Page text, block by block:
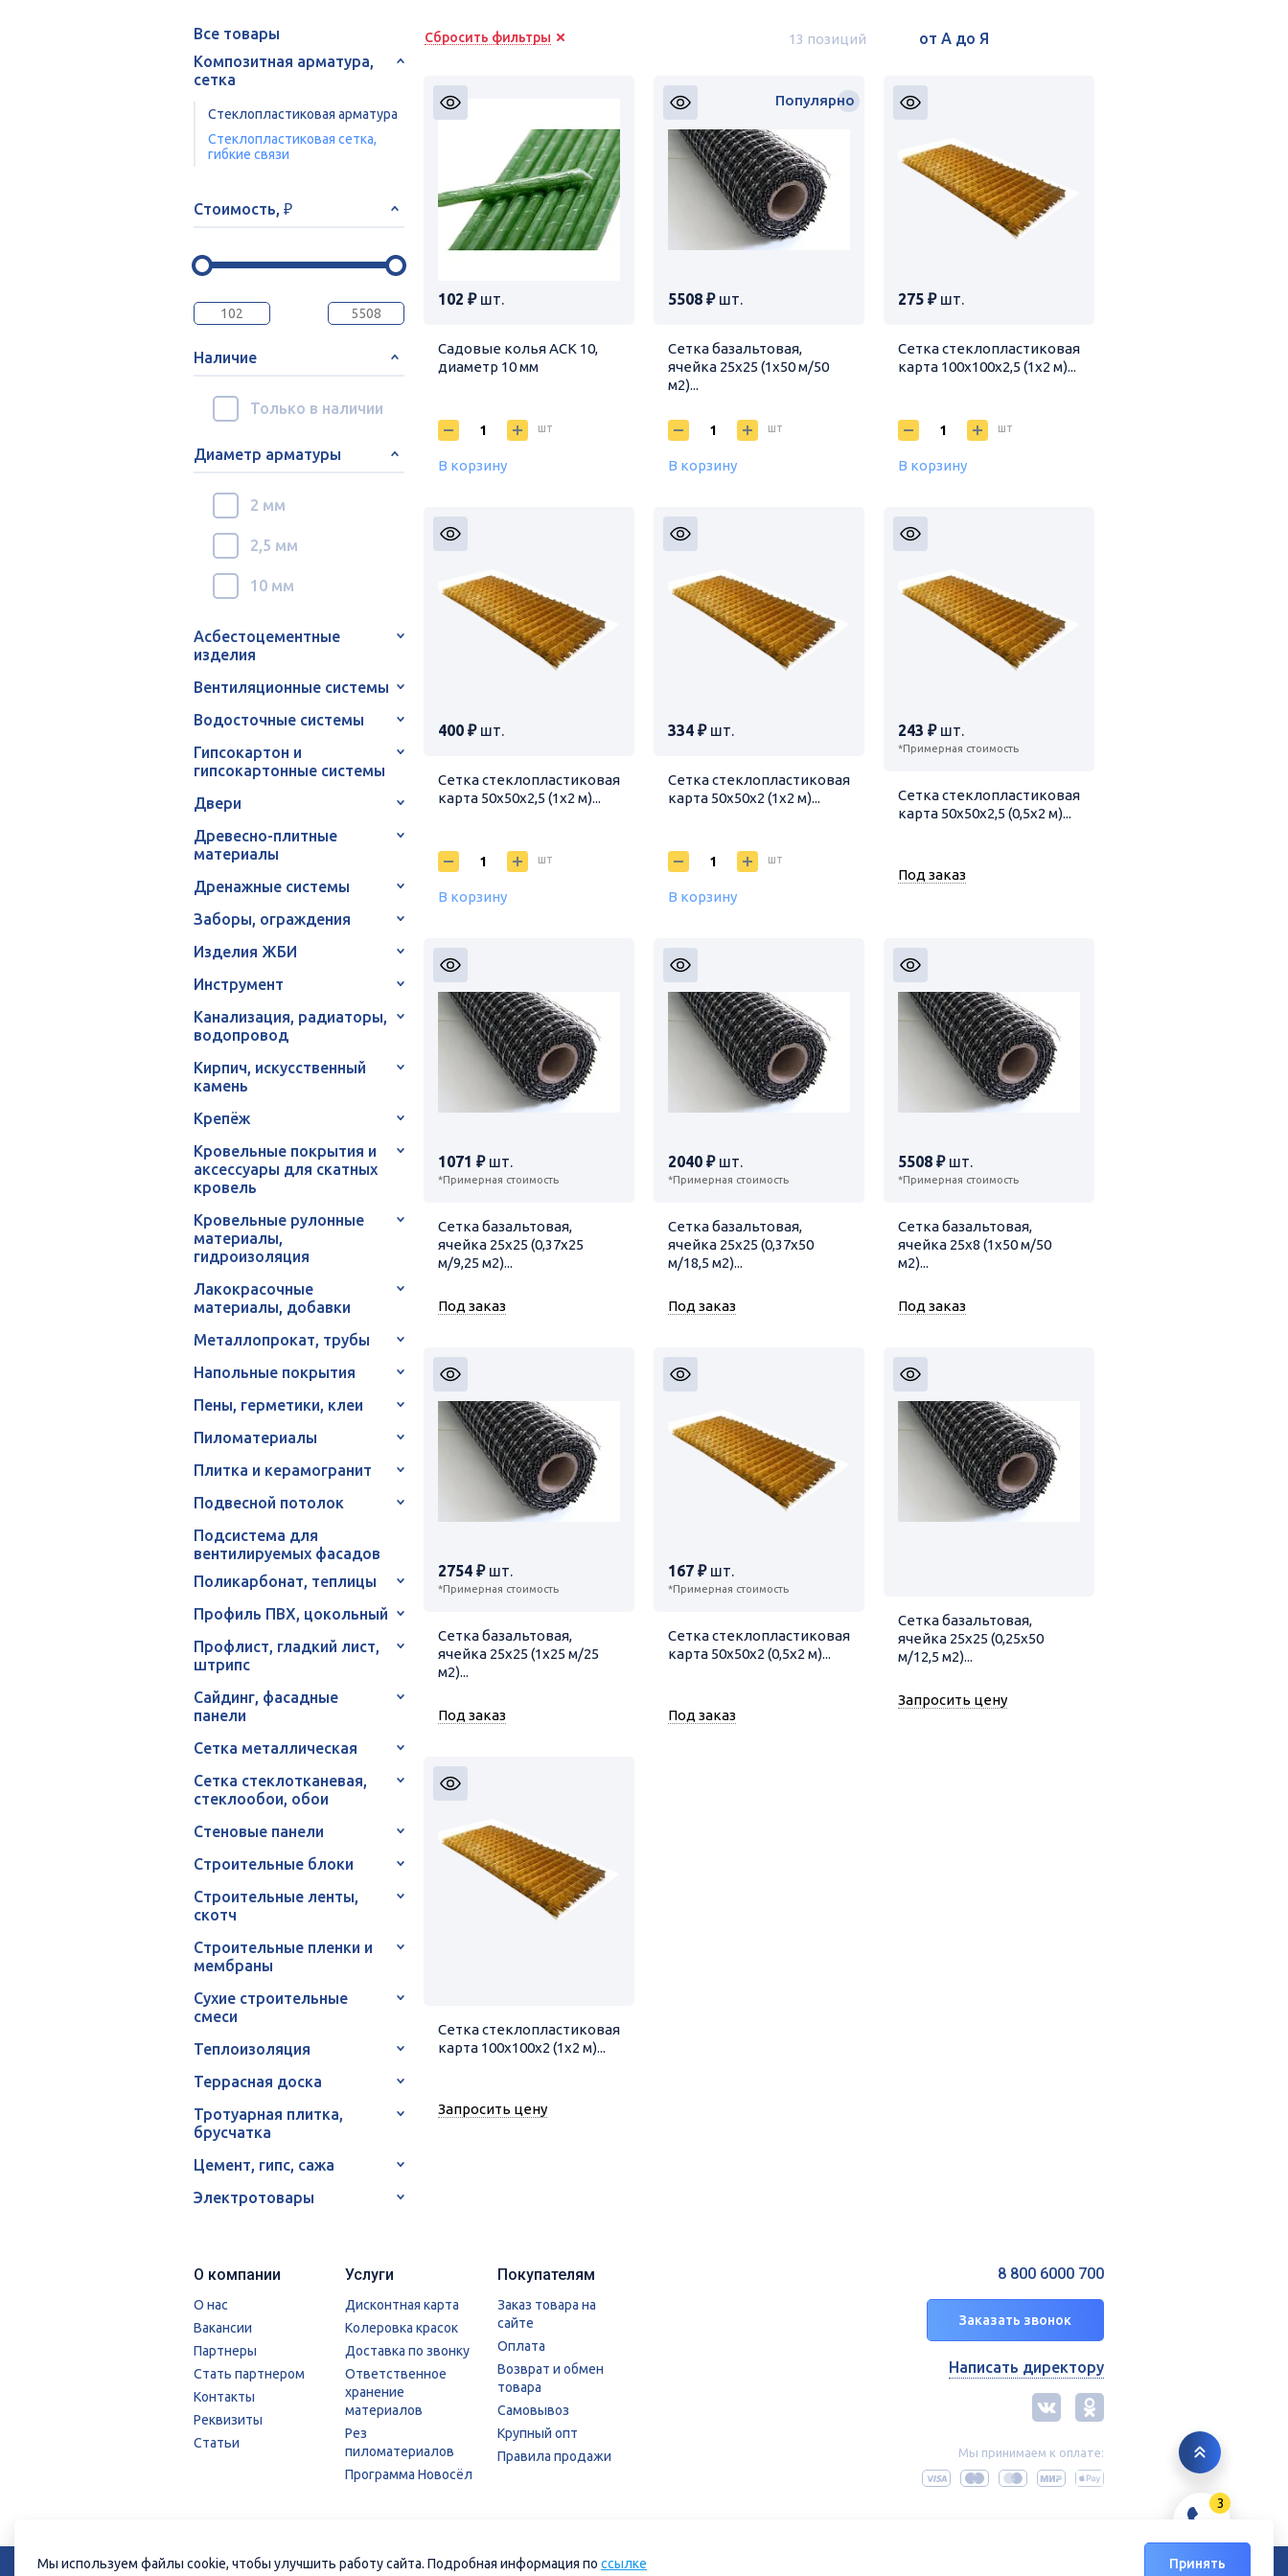
Все товары
Композитная арматура,
сетка
Стеклопластиковая арматура
Стеклопластиковая сетка,
гибкие связи
Стоимость, ₽
Наличие
Только в наличии
Диаметр арматуры
2 мм
2,5 мм
10 мм
Асбестоцементные
изделия
Вентиляционные системы
Водосточные системы
Гипсокартон и
гипсокартонные системы
Двери
Древесно-плитные
материалы
Дренажные системы
Заборы, ограждения
Изделия ЖБИ
Инструмент
Канализация, радиаторы,
водопровод
Кирпич, искусственный
камень
Крепёж
Кровельные покрытия и
аксессуары для скатных
кровель
Кровельные рулонные
материалы,
гидроизоляция
Лакокрасочные
материалы, добавки
Металлопрокат, трубы
Напольные покрытия
Пены, герметики, клеи
Пиломатериалы
Плитка и керамогранит
Подвесной потолок
Подсистема для
вентилируемых фасадов
Поликарбонат, теплицы
Профиль ПВХ, цокольный
Профлист, гладкий лист,
штрипс
Сайдинг, фасадные
панели
Сетка металлическая
Сетка стеклотканевая,
стеклообои, обои
Стеновые панели
Строительные блоки
Строительные ленты,
скотч
Строительные пленки и
мембраны
Сухие строительные
смеси
Теплоизоляция
Террасная доска
Тротуарная плитка,
брусчатка
Цемент, гипс, сажа
Электротовары
Сбросить фильтры 13 позиций
102 ₽шт.
Садовые колья АСК 10,
диаметр 10 мм
шт
В корзину
5508 ₽шт.
Сетка базальтовая,
ячейка 25х25 (1х50 м/50
м2)...
Популярно
шт
В корзину
275 ₽шт.
Сетка стеклопластиковая
карта 100х100х2,5 (1х2 м)...
шт
В корзину
400 ₽шт.
Сетка стеклопластиковая
карта 50х50х2,5 (1х2 м)...
шт
В корзину
334 ₽шт.
Сетка стеклопластиковая
карта 50х50х2 (1х2 м)...
шт
В корзину
243 ₽шт.
*Примерная стоимость
Сетка стеклопластиковая
карта 50х50х2,5 (0,5х2 м)...
Под заказ
1071 ₽шт.
*Примерная стоимость
Сетка базальтовая,
ячейка 25х25 (0,37х25
м/9,25 м2)...
Под заказ
2040 ₽шт.
*Примерная стоимость
Сетка базальтовая,
ячейка 25х25 (0,37х50
м/18,5 м2)...
Под заказ
5508 ₽шт.
*Примерная стоимость
Сетка базальтовая,
ячейка 25х8 (1х50 м/50
м2)...
Под заказ
2754 ₽шт.
*Примерная стоимость
Сетка базальтовая,
ячейка 25х25 (1х25 м/25
м2)...
Под заказ
167 ₽шт.
*Примерная стоимость
Сетка стеклопластиковая
карта 50х50х2 (0,5х2 м)...
Под заказ
Сетка базальтовая,
ячейка 25х25 (0,25х50
м/12,5 м2)...
Запросить цену
Сетка стеклопластиковая
карта 100х100х2 (1х2 м)...
Запросить цену
О компании
О нас
Вакансии
Партнеры
Стать партнером
Контакты
Реквизиты
Статьи
Услуги
Дисконтная карта
Колеровка красок
Доставка по звонку
Ответственное
хранение
материалов
Рез
пиломатериалов
Программа Новосёл
Покупателям
Заказ товара на
сайте
Оплата
Возврат и обмен
товара
Самовывоз
Крупный опт
Правила продажи
8 800 6000 700
Заказать звонок
Написать директору
Мы принимаем к оплате:
Политика
3
Мы используем файлы cookie, чтобы улучшить работу сайта. Подробная информация по ссылке Принять